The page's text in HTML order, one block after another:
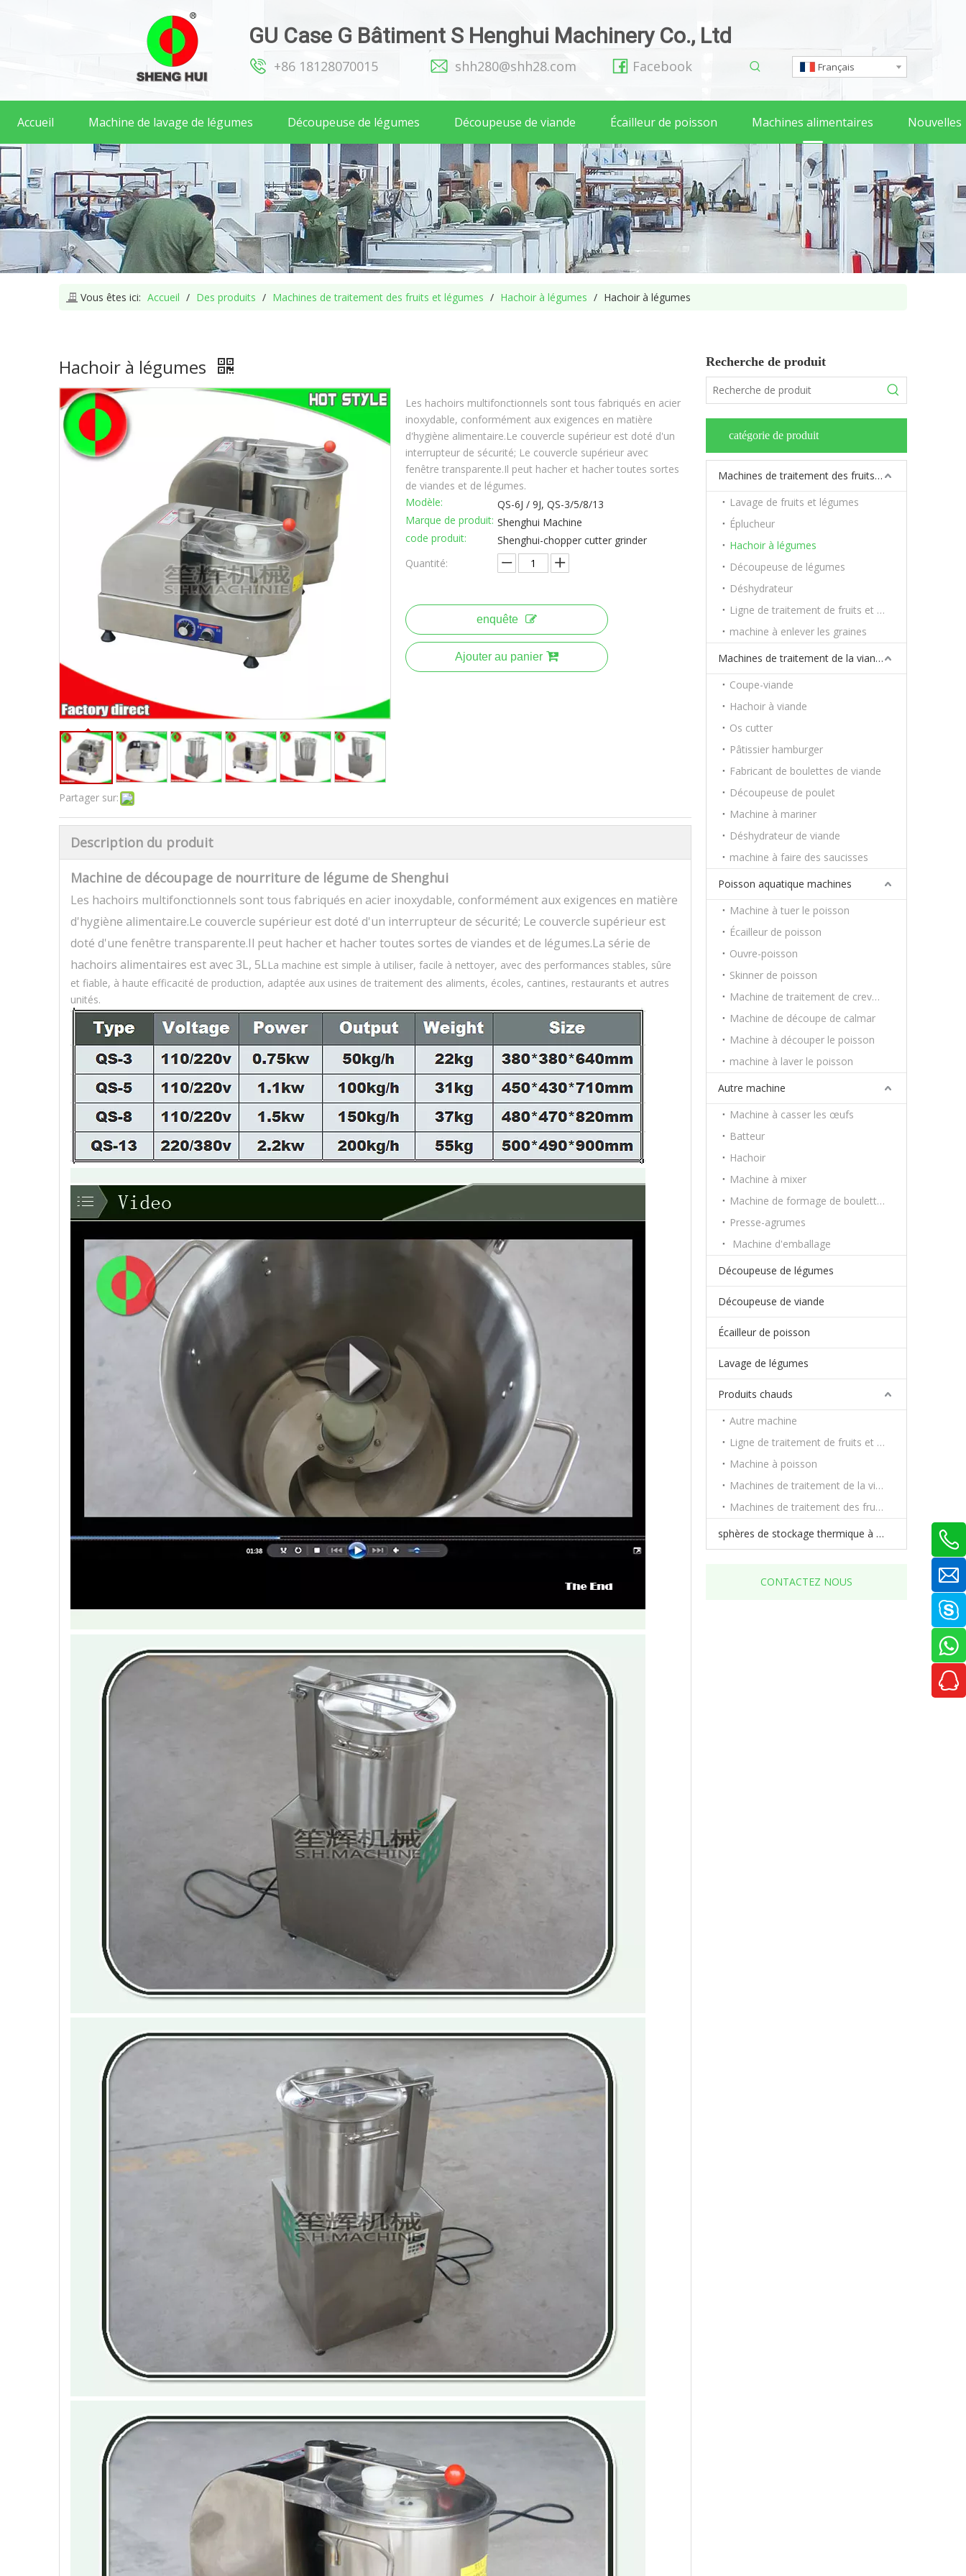
GU Case G Bâtiment S Henghui Machinery Co., Ltd
+86 18128070015 shh280@shh28.com Facebook Français
Accueil Machine de lavage de légumes Découpeuse de légumes Découpeuse de viande Écailleur de poisson Machines alimentaires Nouvelles
Vous êtes ici: Accueil / Des produits / Machines de traitement des fruits et légumes / Hachoir à légumes / Hachoir à légumes
Hachoir à légumes
Partager sur:
Les hachoirs multifonctionnels sont tous fabriqués en acier
inoxydable, conformément aux exigences en matière
d'hygiène alimentaire.Le couvercle supérieur est doté d'un
interrupteur de sécurité; Le couvercle supérieur avec
fenêtre transparente.Il peut hacher et hacher toutes sortes
de viandes et de légumes.
Modèle:
QS-6J / 9J, QS-3/5/8/13
Marque de produit: Shenghui Machine
code produit:
Shenghui-chopper cutter grinder
Quantité:
enquête
Ajouter au panier
Description du produit
Machine de découpage de nourriture de légume de Shenghui
Les hachoirs multifonctionnels sont tous fabriqués en acier inoxydable, conformément aux exigences en matière
d'hygiène alimentaire.Le couvercle supérieur est doté d'un interrupteur de sécurité; Le couvercle supérieur est
doté d'une fenêtre transparente.Il peut hacher et hacher toutes sortes de viandes et de légumes.La série de
hachoirs alimentaires est avec 3L, 5LLa machine est simple à utiliser, facile à nettoyer, avec des performances stables, sûre
et fiable, à haute efficacité de production, adaptée aux usines de traitement des aliments, écoles, cantines, restaurants et autres
unités.
Recherche de produit
catégorie de produit
Machines de traitement des fruits et légumes
Lavage de fruits et légumes
Éplucheur
Hachoir à légumes
Découpeuse de légumes
Déshydrateur
Ligne de traitement de fruits et légumes
machine à enlever les graines
Machines de traitement de la viande
Coupe-viande
Hachoir à viande
Os cutter
Pâtissier hamburger
Fabricant de boulettes de viande
Découpeuse de poulet
Machine à mariner
Déshydrateur de viande
machine à faire des saucisses
Poisson aquatique machines
Machine à tuer le poisson
Écailleur de poisson
Ouvre-poisson
Skinner de poisson
Machine de traitement de crevettes
Machine de découpe de calmar
Machine à découper le poisson
machine à laver le poisson
Autre machine
Machine à casser les œufs
Batteur
Hachoir
Machine à mixer
Machine de formage de boulettes
Presse-agrumes
Machine d'emballage
Découpeuse de légumes
Découpeuse de viande
Écailleur de poisson
Lavage de légumes
Produits chauds
Autre machine
Ligne de traitement de fruits et légumes
Machine à poisson
Machines de traitement de la viande
Machines de traitement des fruits et légumes
sphères de stockage thermique à changement de phase
CONTACTEZ NOUS